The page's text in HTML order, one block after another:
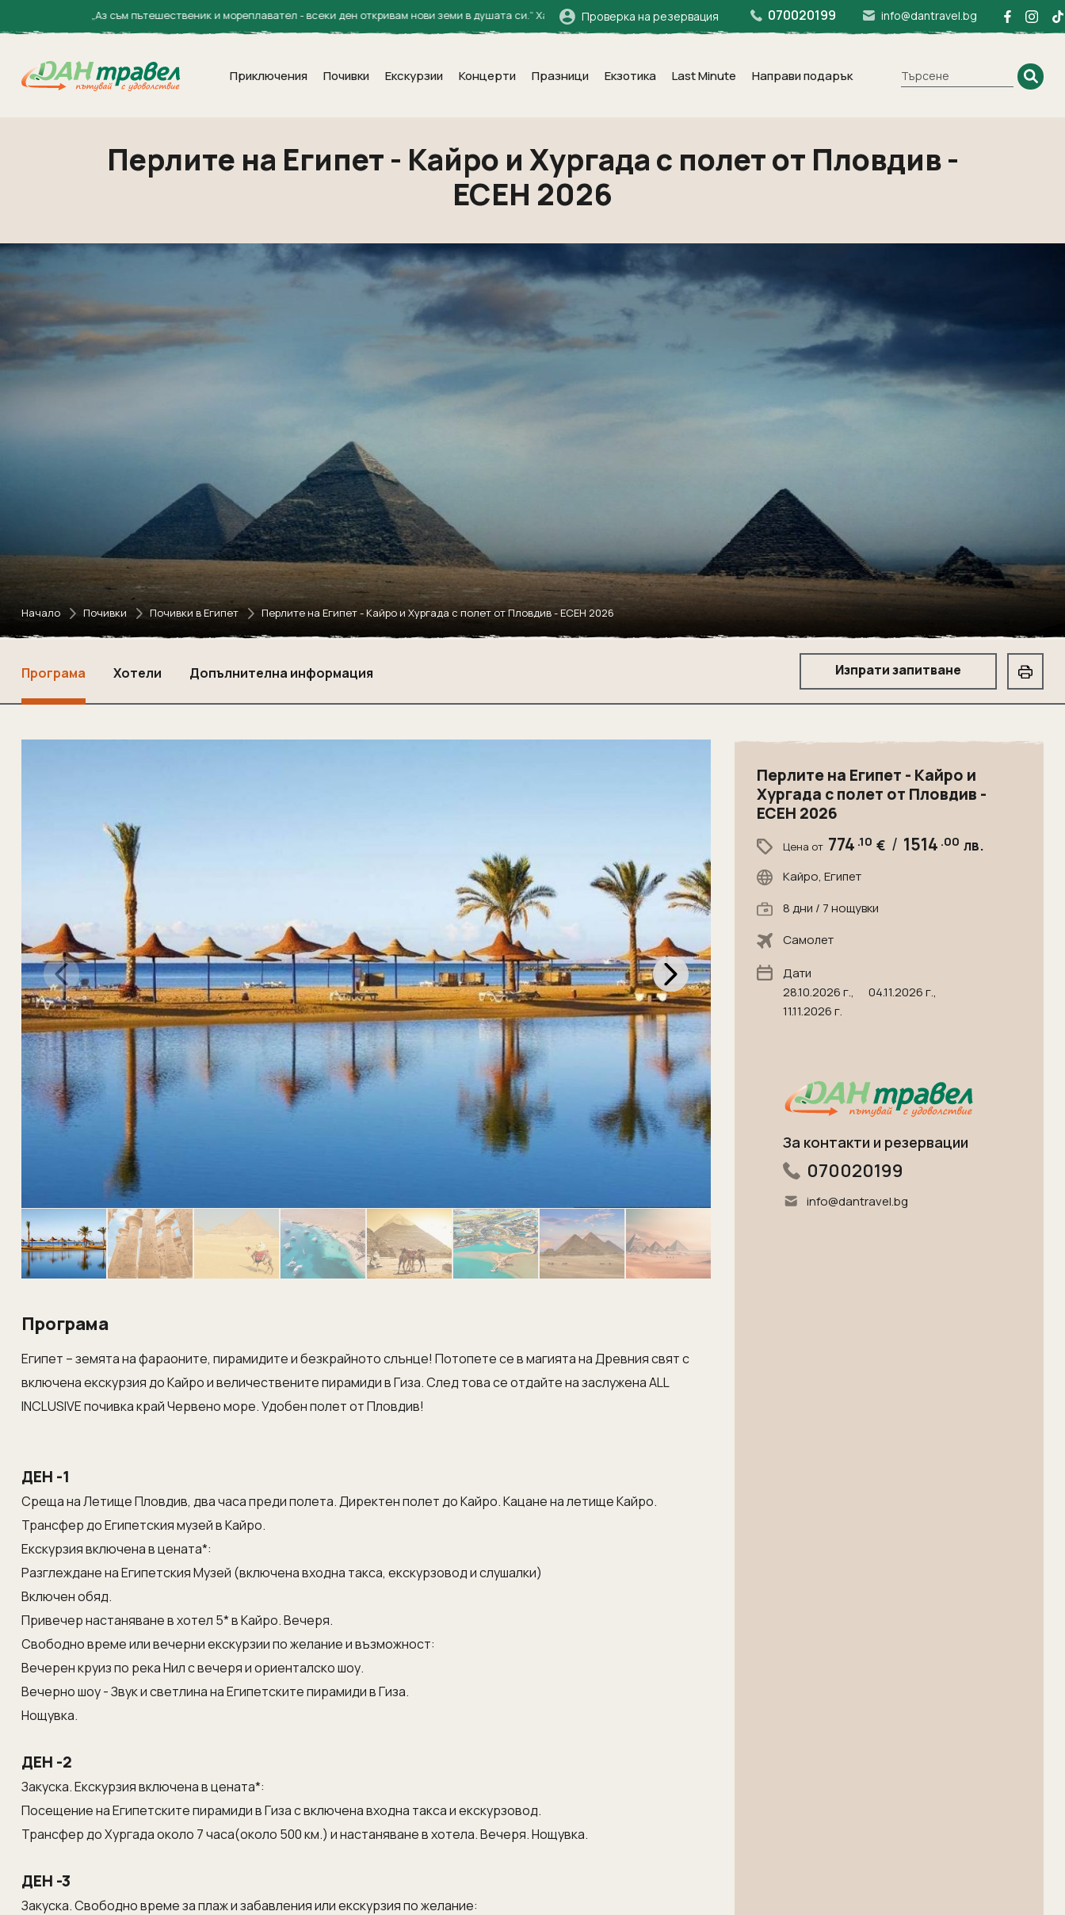
„Аз съм пътешественик и мореплавател - всеки ден откривам нови земи в душата си.“ Халил Джубран Проверка на резервация 070020199 info@dantravel.bg
Приключения Почивки Екскурзии Концерти Празници Екзотика Last Minute Направи подарък
Перлите на Египет - Кайро и Хургада с полет от Пловдив -
ЕСЕН 2026
Начало Почивки Почивки в Египет Перлите на Египет - Кайро и Хургада с полет от Пловдив - ЕСЕН 2026
Програма Хотели Допълнителна информация Изпрати запитване
Програма
Египет – земята на фараоните, пирамидите и безкрайното слънце! Потопете се в магията на Древния свят с
включена екскурзия до Кайро и величествените пирамиди в Гиза. След това се отдайте на заслужена ALL
INCLUSIVE почивка край Червено море. Удобен полет от Пловдив!
ДЕН -1
Среща на Летище Пловдив, два часа преди полета. Директен полет до Кайро. Кацане на летище Кайро.
Трансфер до Египетския музей в Кайро.
Екскурзия включена в цената*:
Разглеждане на Египетския Музей (включена входна такса, екскурзовод и слушалки)
Включен обяд.
Привечер настаняване в хотел 5* в Кайро. Вечеря.
Свободно време или вечерни екскурзии по желание и възможност:
Вечерен круиз по река Нил с вечеря и ориенталско шоу.
Вечерно шоу - Звук и светлина на Египетските пирамиди в Гиза.
Нощувка.
ДЕН -2
Закуска. Екскурзия включена в цената*:
Посещение на Египетските пирамиди в Гиза с включена входна такса и екскурзовод.
Трансфер до Хургада около 7 часа(около 500 км.) и настаняване в хотела. Вечеря. Нощувка.
ДЕН -3
Закуска. Свободно време за плаж и забавления или екскурзия по желание:
Перлите на Египет - Кайро и
Хургада с полет от Пловдив -
ЕСЕН 2026
Цена от 774 .10 € / 1514 .00 лв.
Кайро, Египет
8 дни / 7 нощувки
Самолет
Дати
28.10.2026 г.,
04.11.2026 г.,
11.11.2026 г.
За контакти и резервации
070020199
info@dantravel.bg